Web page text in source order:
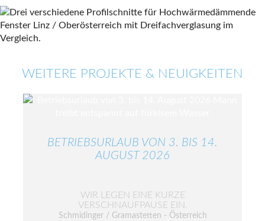
WEITERE PROJEKTE & NEUIGKEITEN
BETRIEBSURLAUB VON 3. BIS 14.
AUGUST 2026
WIR LEGEN EINE KURZE
VERSCHNAUFPAUSE EIN.
Schmidinger / Gramastetten - Österreich